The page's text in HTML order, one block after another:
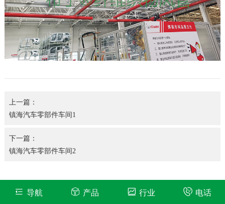
上一篇：
镇海汽车零部件车间1
下一篇：
镇海汽车零部件车间2
导航 产品 行业 电话